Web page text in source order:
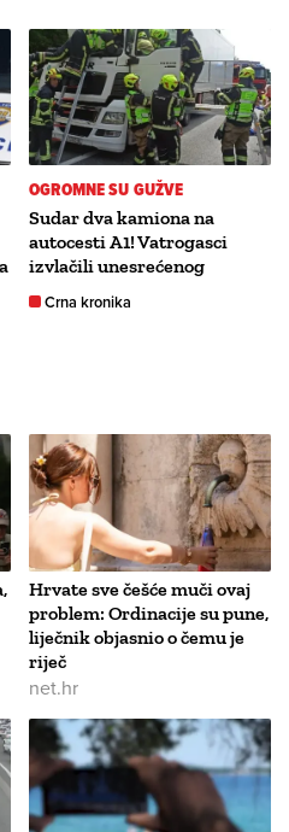
OGROMNE SU GUŽVE
Sudar dva kamiona na
autocesti A1! Vatrogasci
izvlačili unesrećenog
Crna kronika
Hrvate sve češće muči ovaj
problem: Ordinacije su pune,
liječnik objasnio o čemu je
riječ
net.hr